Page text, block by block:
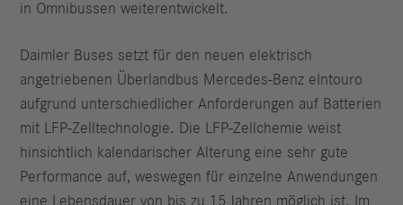
in Omnibussen weiterentwickelt.
Daimler Buses setzt für den neuen elektrisch
angetriebenen Überlandbus Mercedes-Benz eIntouro
aufgrund unterschiedlicher Anforderungen auf Batterien
mit LFP-Zelltechnologie. Die LFP-Zellchemie weist
hinsichtlich kalendarischer Alterung eine sehr gute
Performance auf, weswegen für einzelne Anwendungen
eine Lebensdauer von bis zu 15 Jahren möglich ist. Im